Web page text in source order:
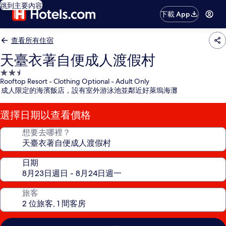
跳到主要內容
下載 App
查看所有住宿
天臺衣著自便成人渡假村
2.5
星
級
住
宿
Rooftop Resort - Clothing Optional - Adult Only
成人限定的海濱飯店，設有室外游泳池並鄰近好萊塢海灘
選擇日期以查看價格
想要去哪裡？
日期
旅客